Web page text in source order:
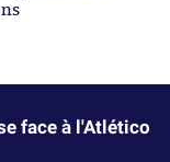
face à l'Atlético